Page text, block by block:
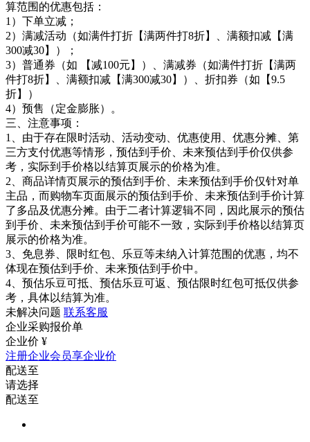
算范围的优惠包括：
1）下单立减；
2）满减活动（如满件打折【满两件打8折】、满额扣减【满
300减30】）；
3）普通券（如 【减100元】）、满减券（如满件打折【满两
件打8折】、满额扣减【满300减30】）、折扣券（如【9.5
折】）
4）预售（定金膨胀）。
三、注意事项：
1、由于存在限时活动、活动变动、优惠使用、优惠分摊、第
三方支付优惠等情形，预估到手价、未来预估到手价仅供参
考，实际到手价格以结算页展示的价格为准。
2、商品详情页展示的预估到手价、未来预估到手价仅针对单
主品，而购物车页面展示的预估到手价、未来预估到手价计算
了多品及优惠分摊。由于二者计算逻辑不同，因此展示的预估
到手价、未来预估到手价可能不一致，实际到手价格以结算页
展示的价格为准。
3、免息券、限时红包、乐豆等未纳入计算范围的优惠，均不
体现在预估到手价、未来预估到手价中。
4、预估乐豆可抵、预估乐豆可返、预估限时红包可抵仅供参
考，具体以结算为准。
未解决问题 联系客服
企业采购报价单
企业价 ¥
注册企业会员享企业价
配送至
请选择
配送至